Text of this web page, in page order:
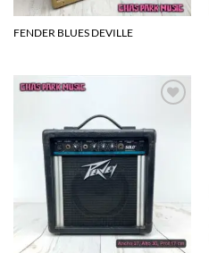
FENDER BLUES DEVILLE
lista de